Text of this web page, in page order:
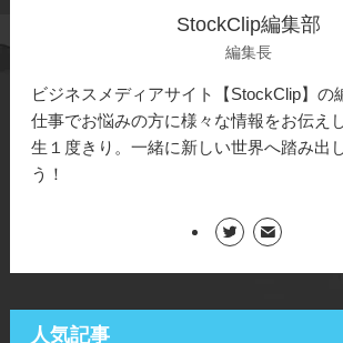
StockClip編集部
編集長
ビジネスメディアサイト【StockClip】の
仕事でお悩みの方に様々な情報をお伝え
生１度きり。一緒に新しい世界へ踏み出
う！
人気記事